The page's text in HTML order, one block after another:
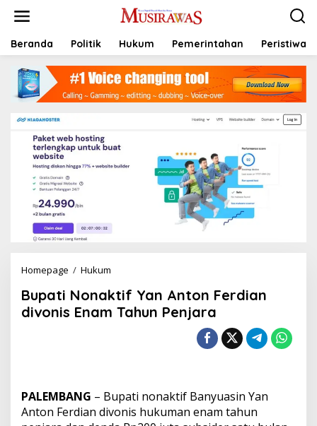
t
Beranda Politik Hukum Pemerintahan Peristiwa
Homepage / Hukum
p
a
t
k
t
i
Bupati Nonaktif Yan Anton Ferdian
divonis Enam Tahun Penjara
PALEMBANG – Bupati nonaktif Banyuasin Yan
Anton Ferdian divonis hukuman enam tahun